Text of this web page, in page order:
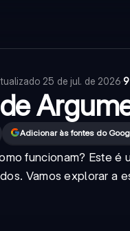
25 de jul. de 2026·
Adicionar às fontes do
funcionam? Este
Vamos explorar a